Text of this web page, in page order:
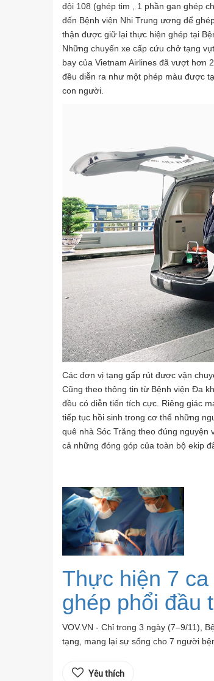
đội 108 (ghép tim , 1 phần gan ghép
đến Bệnh viện Nhi Trung ương để
thận được giữ lại thực hiện ghép tại
Những chuyến xe cấp cứu chở tạng
bay của Vietnam Airlines đã vượt hơn
đều diễn ra như một phép màu được
con người.
Các đơn vị tạng gấp rút được vận
Cũng theo thông tin từ Bệnh viện Đa
đều có diễn tiến tích cực. Riêng giác
tiếp tục hồi sinh trong cơ thể những
quê nhà Sóc Trăng theo đúng
cả những đóng góp của toàn bộ ekip
Thực hiện 7
ghép phổi đầu
VOV.VN - Chỉ trong 3 ngày (7–9/11),
tạng, mang lại sự sống cho 7 người
Yêu thích